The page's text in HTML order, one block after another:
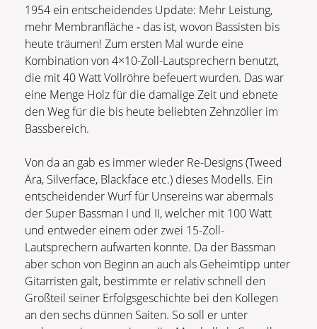
1954 ein entscheidendes Update: Mehr Leistung,
mehr Membranfläche ‑ das ist, wovon Bassisten bis
heute träumen! Zum ersten Mal wurde eine
Kombination von 4×10-Zoll-Lautsprechern benutzt,
die mit 40 Watt Vollröhre befeuert wurden. Das war
eine Menge Holz für die damalige Zeit und ebnete
den Weg für die bis heute beliebten Zehnzöller im
Bassbereich.
Von da an gab es immer wieder Re-Designs (Tweed
Ära, Silverface, Blackface etc.) dieses Modells. Ein
entscheidender Wurf für Unsereins war abermals
der Super Bassman I und II, welcher mit 100 Watt
und entweder einem oder zwei 15-Zoll-
Lautsprechern aufwarten konnte. Da der Bassman
aber schon von Beginn an auch als Geheimtipp unter
Gitarristen galt, bestimmte er relativ schnell den
Großteil seiner Erfolgsgeschichte bei den Kollegen
an den sechs dünnen Saiten. So soll er unter